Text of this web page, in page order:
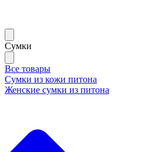
Сумки
Все товары
Сумки из кожи питона
Женские сумки из питона